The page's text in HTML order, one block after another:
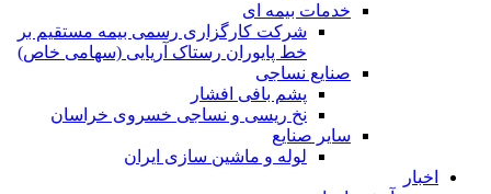
خدمات بیمه ای
شرکت کارگزاری رسمی بیمه مستقیم بر
خط پایوران رستاک آریایی (سهامی خاص)
صنایع نساجی
پشم بافی افشار
نخ ریسی و نساجی خسروی خراسان
سایر صنایع
لوله و ماشین سازی ایران
اخبار